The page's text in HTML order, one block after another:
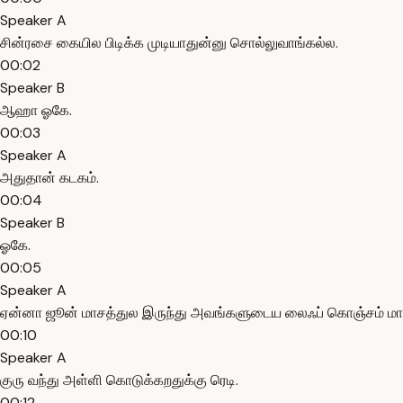
Speaker A
சின்ரசை கையில பிடிக்க முடியாதுன்னு சொல்லுவாங்கல்ல.
00:02
Speaker B
ஆஹா ஓகே.
00:03
Speaker A
அதுதான் கடகம்.
00:04
Speaker B
ஓகே.
00:05
Speaker A
ஏன்னா ஜூன் மாசத்துல இருந்து அவங்களுடைய லைஃப் கொஞ்சம்
00:10
Speaker A
குரு வந்து அள்ளி கொடுக்கறதுக்கு ரெடி.